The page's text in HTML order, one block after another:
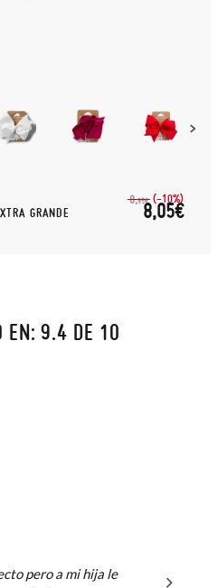
GRANDE
8,95€ (-10%)
8,05€
EN: 9.4 DE 10
pero a mi hija le